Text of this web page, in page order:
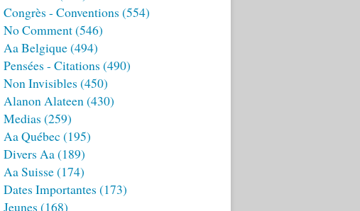
Congrès - Conventions (554)
No Comment(546)
Aa Belgique(494)
Pensées - Citations (490)
Non Invisibles (450)
Alanon Alateen(430)
Medias (259)
Aa Québec (195)
Divers Aa(189)
Aa Suisse(174)
Dates Importantes (173)
Jeunes (168)